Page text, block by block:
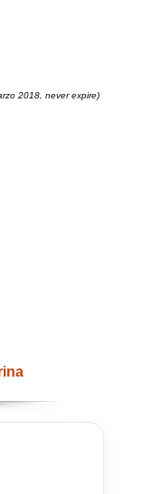
2018, never expire)